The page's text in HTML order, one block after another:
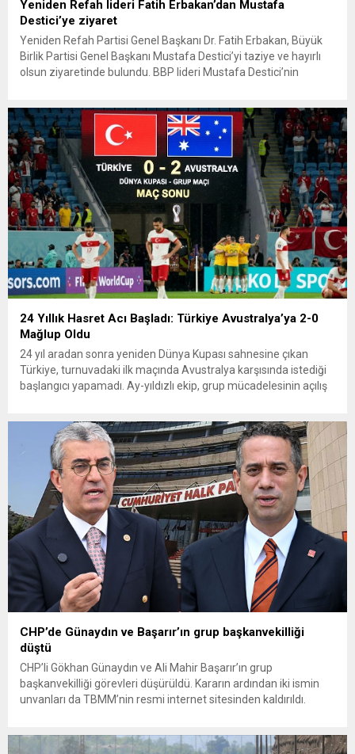
Yeniden Refah lideri Fatih Erbakan’dan Mustafa
Destici’ye ziyaret
Yeniden Refah Partisi Genel Başkanı Dr. Fatih Erbakan, Büyük
Birlik Partisi Genel Başkanı Mustafa Destici’yi taziye ve hayırlı
olsun ziyaretinde bulundu. BBP lideri Mustafa Destici’nin
başkan seçilmesi nedeniyle hayırlı olsun ziyaretinde bulunan
Erbakan’a, Genel Başkan Yardımcıları...
24 Yıllık Hasret Acı Başladı: Türkiye Avustralya’ya 2-0
Mağlup Oldu
24 yıl aradan sonra yeniden Dünya Kupası sahnesine çıkan
Türkiye, turnuvadaki ilk maçında Avustralya karşısında istediği
başlangıcı yapamadı. Ay-yıldızlı ekip, grup mücadelesinin açılış
itibaren iki takım da kontrollü bir oyun sergilerken, Avustralya
özellikle hızlı hücumlarla etkili olmaya...
CHP’de Günaydın ve Başarır’ın grup başkanvekilliği
düştü
CHP’li Gökhan Günaydın ve Ali Mahir Başarır’ın grup
başkanvekilliği görevleri düşürüldü. Kararın ardından iki ismin
unvanları da TBMM’nin resmi internet sitesinden kaldırıldı.
çıkarma cezası uygulanmak üzere Yüksek Disiplin Kurulu’na